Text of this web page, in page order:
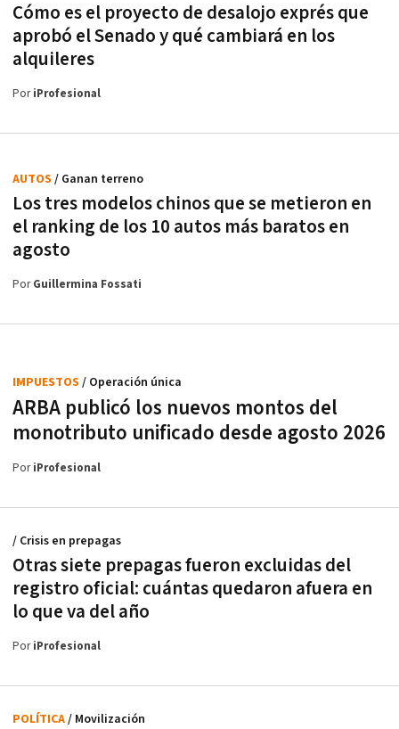
Cómo es el proyecto de desalojo exprés que
aprobó el Senado y qué cambiará en los
alquileres
PoriProfesional
Los tres modelos chinos que se metieron en
el ranking de los 10 autos más baratos en
agosto
AUTOS / Ganan terreno
PorGuillermina Fossati
ARBA publicó los nuevos montos del
monotributo unificado desde agosto 2026
IMPUESTOS / Operación única
PoriProfesional
Otras siete prepagas fueron excluidas del
registro oficial: cuántas quedaron afuera en
lo que va del año
/ Crisis en prepagas
PoriProfesional
POLÍTICA/ Movilización